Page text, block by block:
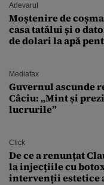
Adevarul
Moștenire de
casa tatălui și o
de dolari la apă
Mediafax
Guvernul ascunde
Câciu: „Mint și
lucrurile”
Click
De ce a renunțat
la injecțiile cu
intervenții estetice